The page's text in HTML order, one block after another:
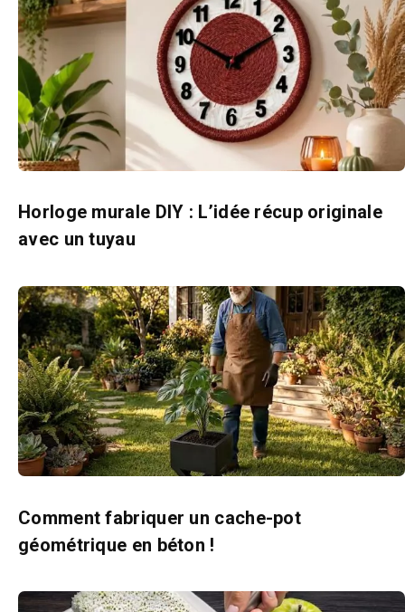
Horloge murale DIY : L’idée récup originale
avec un tuyau
Comment fabriquer un cache-pot
géométrique en béton !